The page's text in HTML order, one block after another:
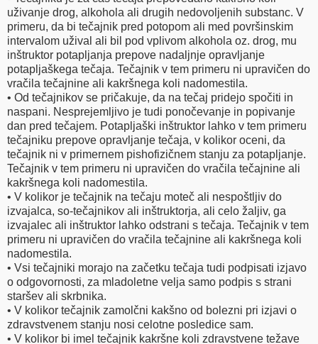
uživanje drog, alkohola ali drugih nedovoljenih substanc. V
primeru, da bi tečajnik pred potopom ali med površinskim
intervalom užival ali bil pod vplivom alkohola oz. drog, mu
inštruktor potapljanja prepove nadaljnje opravljanje
potapljaškega tečaja. Tečajnik v tem primeru ni upravičen do
vračila tečajnine ali kakršnega koli nadomestila.
• Od tečajnikov se pričakuje, da na tečaj pridejo spočiti in
naspani. Nesprejemljivo je tudi ponočevanje in popivanje
dan pred tečajem. Potapljaški inštruktor lahko v tem primeru
tečajniku prepove opravljanje tečaja, v kolikor oceni, da
tečajnik ni v primernem pishofizičnem stanju za potapljanje.
Tečajnik v tem primeru ni upravičen do vračila tečajnine ali
kakršnega koli nadomestila.
• V kolikor je tečajnik na tečaju moteč ali nespoštljiv do
izvajalca, so-tečajnikov ali inštruktorja, ali celo žaljiv, ga
izvajalec ali inštruktor lahko odstrani s tečaja. Tečajnik v tem
primeru ni upravičen do vračila tečajnine ali kakršnega koli
nadomestila.
• Vsi tečajniki morajo na začetku tečaja tudi podpisati izjavo
o odgovornosti, za mladoletne velja samo podpis s strani
staršev ali skrbnika.
• V kolikor tečajnik zamolčni kakšno od bolezni pri izjavi o
zdravstvenem stanju nosi celotne posledice sam.
• V kolikor bi imel tečajnik kakršne koli zdravstvene težave